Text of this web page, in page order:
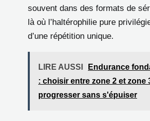
souvent dans des formats de
là où l’haltérophilie pure
d’une répétition unique.
LIRE AUSSI
Endurance
: choisir entre zone 2 et zone
progresser sans s'épuiser